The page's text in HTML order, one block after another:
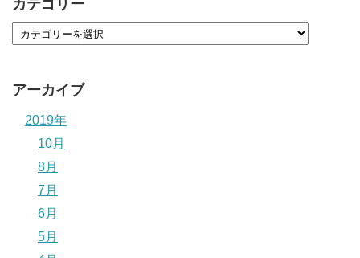
カテゴリー
アーカイブ
2019年
10月
8月
7月
6月
5月